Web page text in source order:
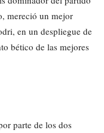
mereció un mejor
en un despliegue de
bético de las mejores
parte de los dos